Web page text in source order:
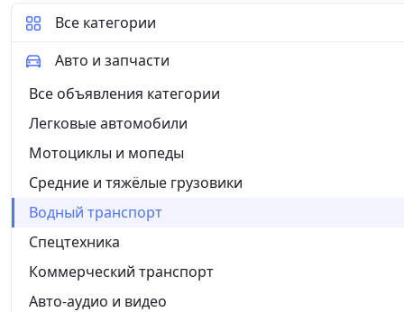
Все категории
Авто и запчасти
Все объявления категории
Легковые автомобили
Мотоциклы и мопеды
Средние и тяжёлые грузовики
Водный транспорт
Спецтехника
Коммерческий транспорт
Авто-аудио и видео